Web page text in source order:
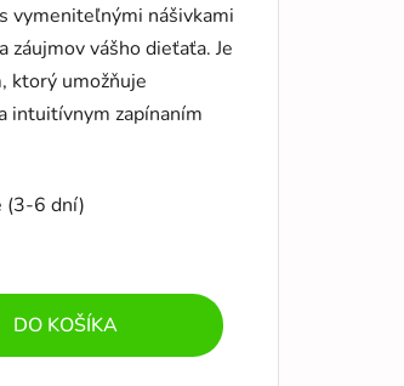
vymeniteľnými nášivkami
záujmov vášho dieťaťa. Je
ktorý umožňuje
intuitívnym zapínaním
(3-6 dní)
DO KOŠÍKA